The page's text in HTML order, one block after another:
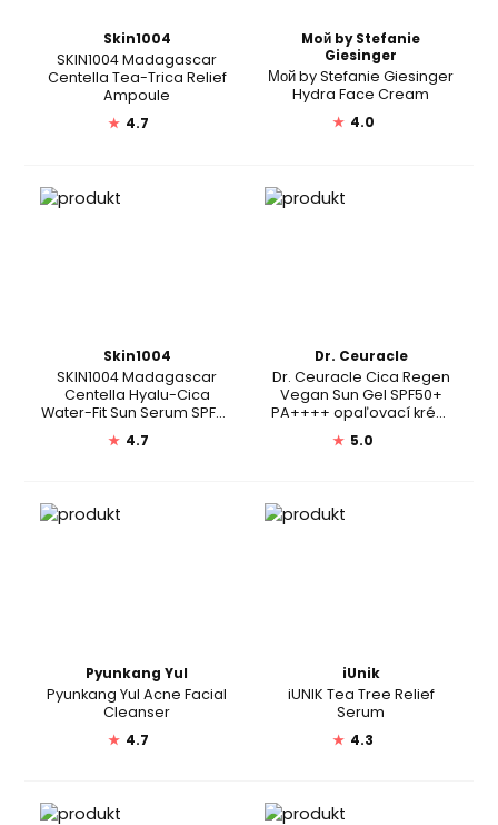
Skin1004
SKIN1004 Madagascar
Centella Tea-Trica Relief
Ampoule
★ 4.7
Moй by Stefanie
Giesinger
Мой by Stefanie Giesinger
Hydra Face Cream
★ 4.0
Skin1004
SKIN1004 Madagascar
Centella Hyalu-Cica
Water-Fit Sun Serum SPF50
★ 4.7
Dr. Ceuracle
Dr. Ceuracle Cica Regen
Vegan Sun Gel SPF50+
PA++++ opaľovací krém
★ 5.0
Pyunkang Yul
Pyunkang Yul Acne Facial
Cleanser
★ 4.7
iUnik
iUNIK Tea Tree Relief
Serum
★ 4.3